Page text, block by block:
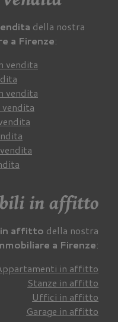
della nostra
a Firenze:
vendita
vendita
vendita
in affitto
affitto della nostra
a Firenze:
in affitto
Stanze in affitto
Uffici in affitto
Garage in affitto